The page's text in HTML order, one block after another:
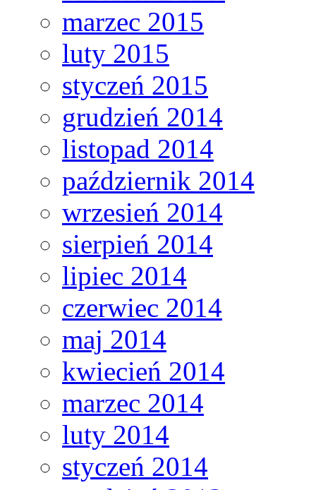
marzec 2015
luty 2015
styczeń 2015
grudzień 2014
listopad 2014
październik 2014
wrzesień 2014
sierpień 2014
lipiec 2014
czerwiec 2014
maj 2014
kwiecień 2014
marzec 2014
luty 2014
styczeń 2014